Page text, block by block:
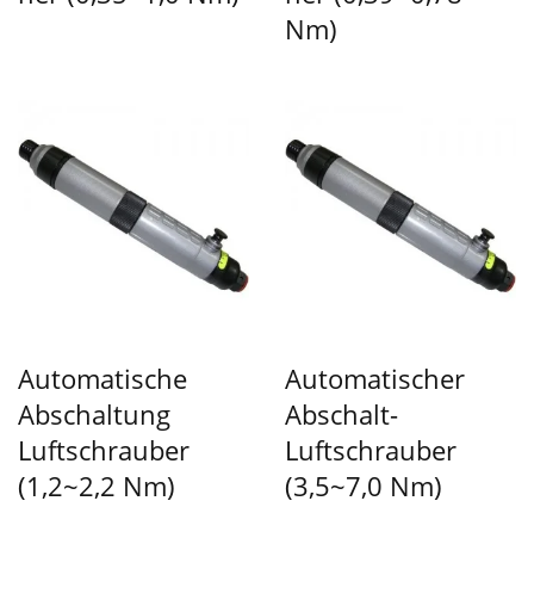
Nm)
Automatische
Abschaltung
Luftschrauber
(1,2~2,2 Nm)
Automatischer
Abschalt-
Luftschrauber
(3,5~7,0 Nm)